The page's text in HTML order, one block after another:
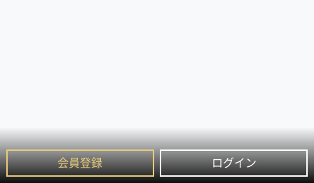
会員登録 ログイン